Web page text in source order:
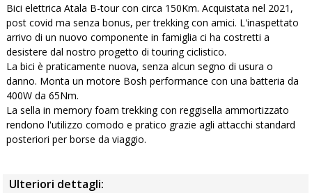
Bici elettrica Atala B-tour con circa 150Km. Acquistata nel 2021,
post covid ma senza bonus, per trekking con amici. L'inaspettato
arrivo di un nuovo componente in famiglia ci ha costretti a
desistere dal nostro progetto di touring ciclistico.
La bici è praticamente nuova, senza alcun segno di usura o
danno. Monta un motore Bosh performance con una batteria da
400W da 65Nm.
La sella in memory foam trekking con reggisella ammortizzato
rendono l'utilizzo comodo e pratico grazie agli attacchi standard
posteriori per borse da viaggio.
Ulteriori dettagli: